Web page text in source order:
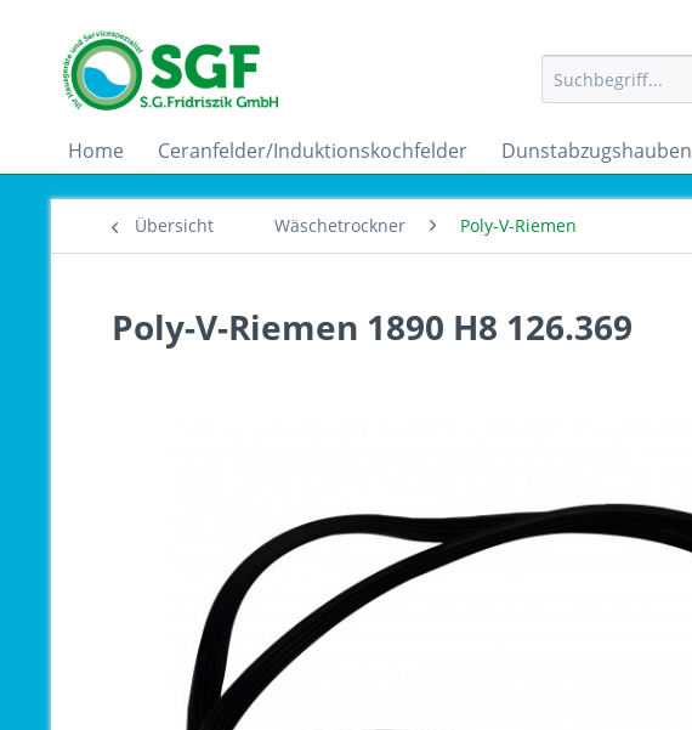
Home Ceranfelder/Induktionskochfelder Dunstabzugshauben
Übersicht Wäschetrockner Poly-V-Riemen
Poly-V-Riemen 1890 H8 126.369